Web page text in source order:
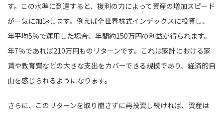
す。この水準に到達すると、複利の力によって資産の増加スピード
が一気に加速します。例えば全世界株式インデックスに投資し、
年平均5％で運用した場合、年間約150万円の利益が得られます。
年7％であれば210万円ものリターンです。これは家計における家
賃や教育費などの大きな支出をカバーできる規模であり、経済的自
由を感じられるようになります。
さらに、このリターンを取り崩さずに再投資し続ければ、資産は